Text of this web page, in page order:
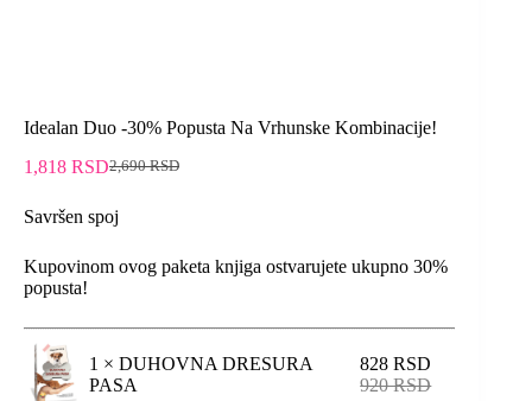
Idealan Duo -30% Popusta Na Vrhunske Kombinacije!
2,690RSD
1,818 RSD
Savršen spoj
Kupovinom ovog paketa knjiga ostvarujete ukupno 30%
popusta!
1 × DUHOVNA DRESURA
PASA
920RSD
828RSD